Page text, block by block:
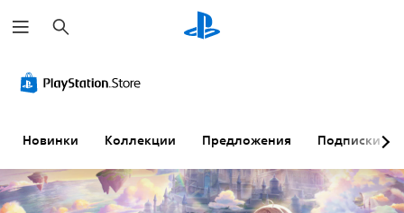
о
и
Новинки Коллекции Предложения Подписки